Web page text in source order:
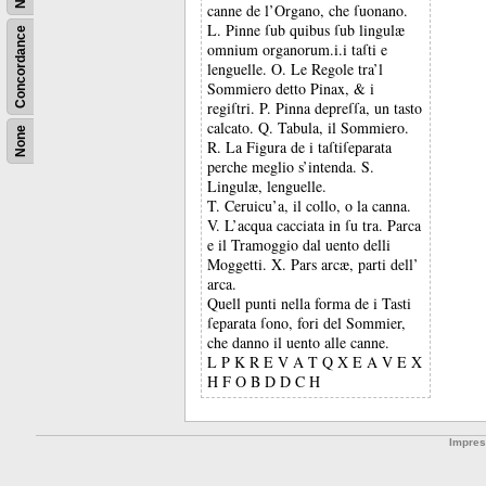
None
Concordance
canne de l’Organo, che ſuonano.
L. Pinne ſub quibus ſub lingulæ
omnium organorum.i.i taſti e
lenguelle. O. Le Regole tra’l
Sommiero detto Pinax, & i
regiſtri. P. Pinna depreſſa, un tasto
calcato. Q. Tabula, il Sommiero.
R. La Figura de i taſtiſeparata
perche meglio s’intenda. S.
Lingulæ, lenguelle.
T. Ceruicu’a, il collo, o la canna.
V. L’acqua cacciata in ſu tra. Parca
e il Tramoggio dal uento delli
Moggetti. X. Pars arcæ, parti dell’
arca.
Quell punti nella forma de i Tasti
ſeparata ſono, fori del Sommier,
che danno il uento alle canne.
L P K R E V A T Q X E A V E X
H F O B D D C H